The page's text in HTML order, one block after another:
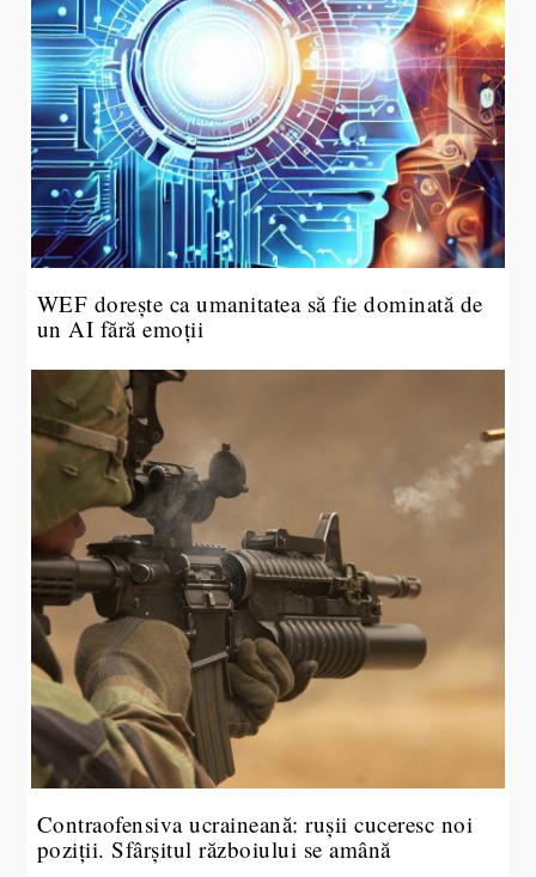
WEF dorește ca umanitatea să fie dominată de
un AI fără emoții
Contraofensiva ucraineană: rușii cuceresc noi
poziții. Sfârșitul războiului se amână